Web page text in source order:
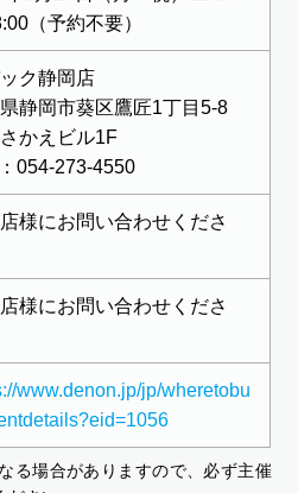
（予約不要）
ク静岡店
静岡市葵区鷹匠1丁目5-8
かえビル1F
054-273-4550
様にお問い合わせくださ
様にお問い合わせくださ
www.denon.jp/jp/wheretobu
る場合がありますので、必ず主催